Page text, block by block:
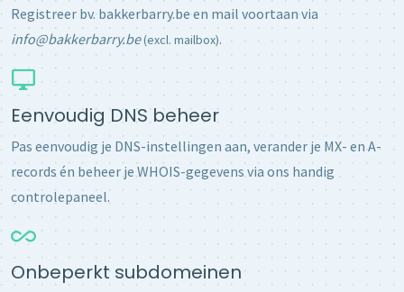
Registreer bv. bakkerbarry.be en mail voortaan via
info@bakkerbarry.be(excl. mailbox).
Eenvoudig DNS beheer
Pas eenvoudig je DNS-instellingen aan, verander je MX- en A-
records én beheer je WHOIS-gegevens via ons handig
controlepaneel.
Onbeperkt subdomeinen